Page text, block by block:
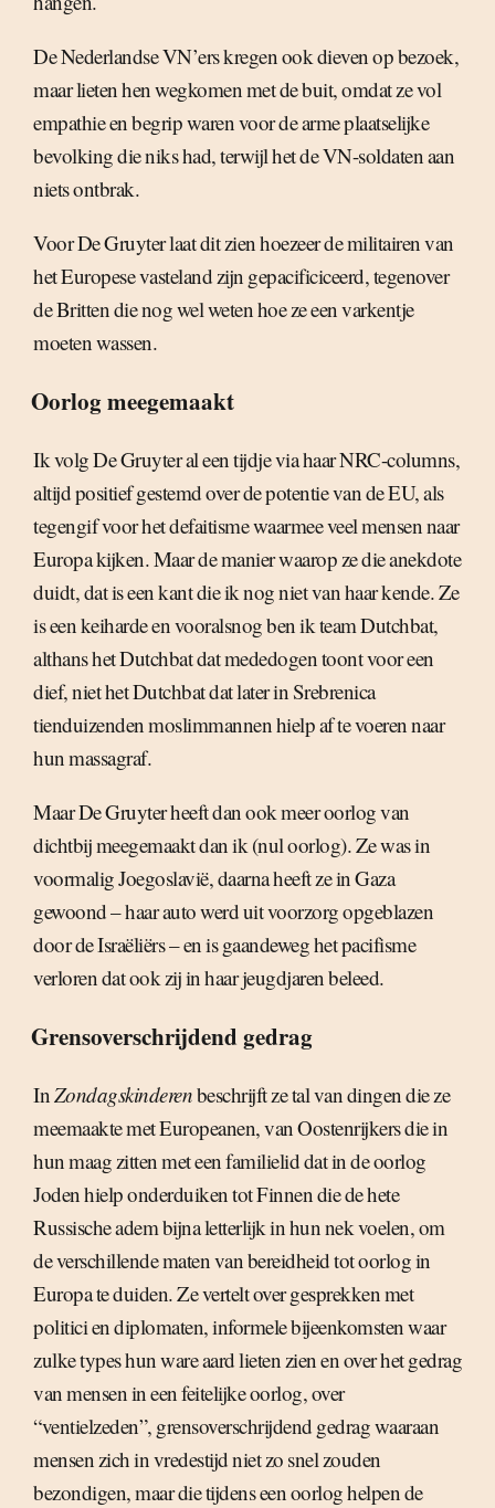
De Nederlandse VN’ers kregen ook dieven op bezoek,
maar lieten hen wegkomen met de buit, omdat ze vol
empathie en begrip waren voor de arme plaatselijke
bevolking die niks had, terwijl het de VN-soldaten aan
niets ontbrak.
Voor De Gruyter laat dit zien hoezeer de militairen van
het Europese vasteland zijn gepacificiceerd, tegenover
de Britten die nog wel weten hoe ze een varkentje
moeten wassen.
Oorlog meegemaakt
Ik volg De Gruyter al een tijdje via haar NRC-columns,
altijd positief gestemd over de potentie van de EU, als
tegengif voor het defaitisme waarmee veel mensen naar
Europa kijken. Maar de manier waarop ze die anekdote
duidt, dat is een kant die ik nog niet van haar kende. Ze
is een keiharde en vooralsnog ben ik team Dutchbat,
althans het Dutchbat dat mededogen toont voor een
dief, niet het Dutchbat dat later in Srebrenica
tienduizenden moslimmannen hielp af te voeren naar
hun massagraf.
Maar De Gruyter heeft dan ook meer oorlog van
dichtbij meegemaakt dan ik (nul oorlog). Ze was in
voormalig Joegoslavië, daarna heeft ze in Gaza
gewoond – haar auto werd uit voorzorg opgeblazen
door de Israëliërs – en is gaandeweg het pacifisme
verloren dat ook zij in haar jeugdjaren beleed.
Grensoverschrijdend gedrag
InZondagskinderenbeschrijft ze tal van dingen die ze
meemaakte met Europeanen, van Oostenrijkers die in
hun maag zitten met een familielid dat in de oorlog
Joden hielp onderduiken tot Finnen die de hete
Russische adem bijna letterlijk in hun nek voelen, om
de verschillende maten van bereidheid tot oorlog in
Europa te duiden. Ze vertelt over gesprekken met
politici en diplomaten, informele bijeenkomsten waar
zulke types hun ware aard lieten zien en over het gedrag
van mensen in een feitelijke oorlog, over
“ventielzeden”, grensoverschrijdend gedrag waaraan
mensen zich in vredestijd niet zo snel zouden
bezondigen, maar die tijdens een oorlog helpen de